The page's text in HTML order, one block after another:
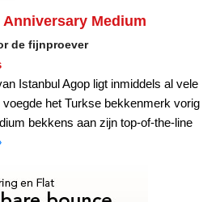
Medium
de fijnproever
Istanbul Agop ligt inmiddels al vele
het Turkse bekkenmerk vorig
bekkens aan zijn top-of-the-line